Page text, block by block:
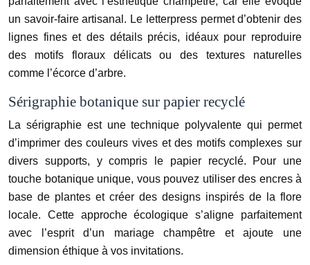
un savoir-faire artisanal. Le letterpress permet d’obtenir des
lignes fines et des détails précis, idéaux pour reproduire
des motifs floraux délicats ou des textures naturelles
comme l’écorce d’arbre.
Sérigraphie botanique sur papier recyclé
La sérigraphie est une technique polyvalente qui permet
d’imprimer des couleurs vives et des motifs complexes sur
divers supports, y compris le papier recyclé. Pour une
touche botanique unique, vous pouvez utiliser des encres à
base de plantes et créer des designs inspirés de la flore
locale. Cette approche écologique s’aligne parfaitement
avec l’esprit d’un mariage champêtre et ajoute une
dimension éthique à vos invitations.